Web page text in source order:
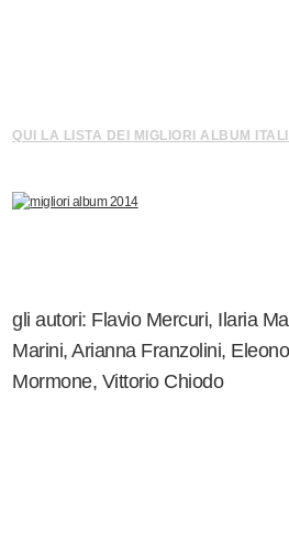
QUI LA LISTA DEI MIGLIORI ALBUM
gli autori: Flavio Mercuri, Ilaria
Marini, Arianna Franzolini,
Mormone, Vittorio Chiodo